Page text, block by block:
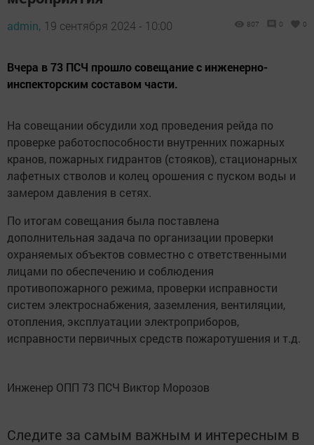
admin, 19 сентября 2024 - 10:00 807 0 0
Вчера в 73 ПСЧ прошло совещание с инженерно-
инспекторским составом части.
На совещании обсудили ход проведения рейда по
проверке работоспособности внутренних пожарных
кранов, пожарных гидрантов (стояков), стационарных
лафетных стволов и колец орошения с пуском воды и
замером давления в сетях.
По итогам совещания была поставлена
дополнительная задача по организации проверки
охраняемых объектов совместно с ответственными
лицами по обеспечению и соблюдения
противопожарного режима, проверки исправности
систем электроснабжения, заземления, вентиляции,
отопления, эксплуатации электроприборов,
исправности первичных средств пожаротушения и т.д.
Инженер ОПП 73 ПСЧ Виктор Морозов
Следите за самым важным и интересным в